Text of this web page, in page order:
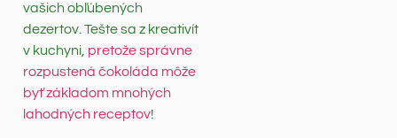
vašich obľúbených
dezertov. Tešte sa z kreativít
v kuchyni, pretože správne
rozpustená čokoláda môže
byť základom mnohých
lahodných receptov!